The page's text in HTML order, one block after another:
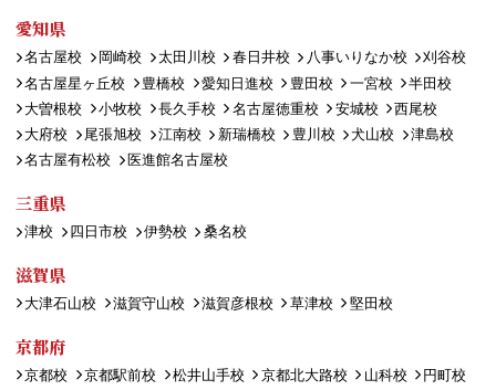
愛知県
名古屋校 岡崎校 太田川校 春日井校 八事いりなか校
刈谷校
名古屋星ヶ丘校
豊橋校 愛知日進校 豊田校 一宮校
半田校
大曽根校
小牧校 長久手校 名古屋徳重校 安城校
西尾校
大府校
尾張旭校 江南校 新瑞橋校 豊川校 犬山校
津島校
名古屋有松校
医進館名古屋校
三重県
津校 四日市校 伊勢校 桑名校
滋賀県
大津石山校 滋賀守山校 滋賀彦根校 草津校 堅田校
京都府
京都校 京都駅前校 松井山手校 京都北大路校 山科校
円町校